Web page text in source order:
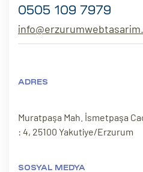
0505 109 7979
ADRES
Muratpaşa Mah. İsmetpaşa
: 4, 25100 Yakutiye/Erzurum
SOSYAL MEDYA